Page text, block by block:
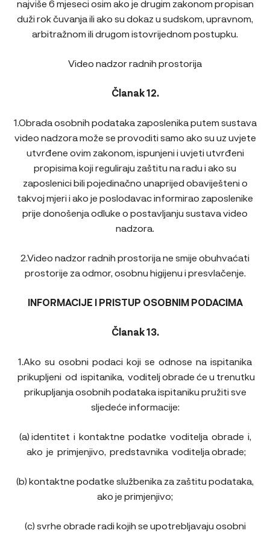
najviše 6 mjeseci osim ako je drugim zakonom propisan
duži rok čuvanja ili ako su dokaz u sudskom, upravnom,
arbitražnom ili drugom istovrijednom postupku.
Video nadzor radnih prostorija
Članak 12.
1.Obrada osobnih podataka zaposlenika putem sustava
video nadzora može se provoditi samo ako su uz uvjete
utvrđene ovim zakonom, ispunjeni i uvjeti utvrđeni
propisima koji reguliraju zaštitu na radu i ako su
zaposlenici bili pojedinačno unaprijed obaviješteni o
takvoj mjeri i ako je poslodavac informirao zaposlenike
prije donošenja odluke o postavljanju sustava video
nadzora.
2.Video nadzor radnih prostorija ne smije obuhvaćati
prostorije za odmor, osobnu higijenu i presvlačenje.
INFORMACIJE I PRISTUP OSOBNIM PODACIMA
Članak 13.
1.Ako su osobni podaci koji se odnose na ispitanika
prikupljeni od ispitanika, voditelj obrade će u trenutku
prikupljanja osobnih podataka ispitaniku pružiti sve
sljedeće informacije:
(a) identitet i kontaktne podatke voditelja obrade i,
ako je primjenjivo, predstavnika voditelja obrade;
(b) kontaktne podatke službenika za zaštitu podataka,
ako je primjenjivo;
(c) svrhe obrade radi kojih se upotrebljavaju osobni